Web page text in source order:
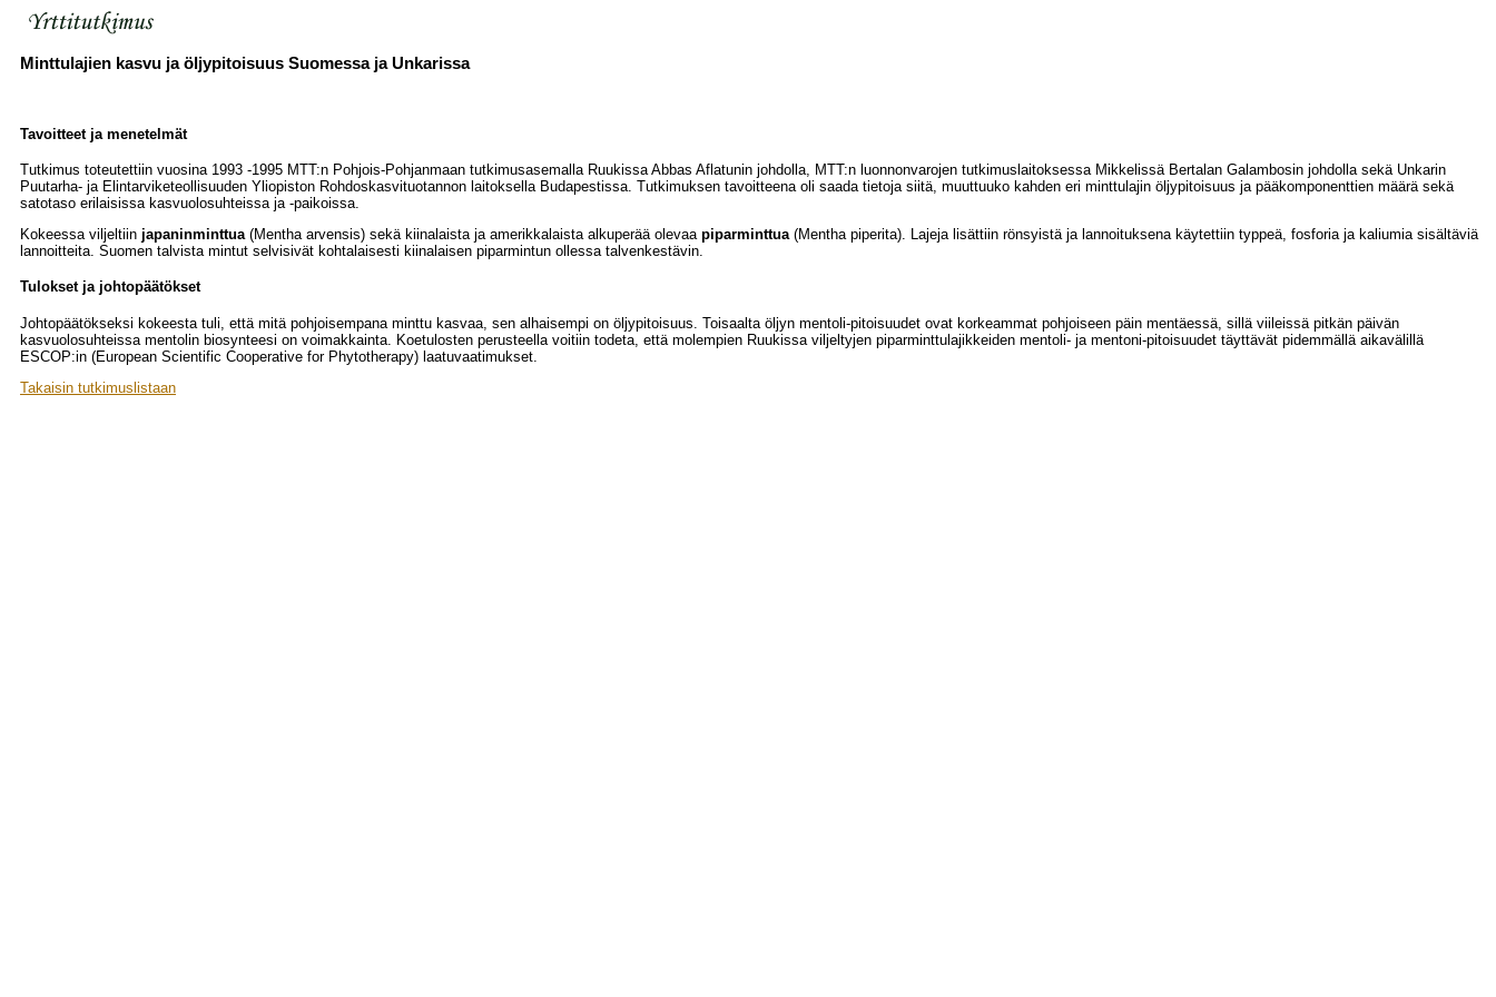
Minttulajien kasvu ja öljypitoisuus Suomessa ja Unkarissa
Tavoitteet ja menetelmät
Tutkimus toteutettiin vuosina 1993 -1995 MTT:n Pohjois-Pohjanmaan tutkimusasemalla Ruukissa Abbas Aflatunin johdolla, MTT:n luonnonvarojen tutkimuslaitoksessa Mikkelissä Bertalan Galambosin johdolla sekä Unkarin
Puutarha- ja Elintarviketeollisuuden Yliopiston Rohdoskasvituotannon laitoksella Budapestissa. Tutkimuksen tavoitteena oli saada tietoja siitä, muuttuuko kahden eri minttulajin öljypitoisuus ja pääkomponenttien määrä sekä
satotaso erilaisissa kasvuolosuhteissa ja -paikoissa.
Kokeessa viljeltiin japaninminttua (Mentha arvensis) sekä kiinalaista ja amerikkalaista alkuperää olevaa piparminttua (Mentha piperita). Lajeja lisättiin rönsyistä ja lannoituksena käytettiin typpeä, fosforia ja kaliumia sisältäviä
lannoitteita. Suomen talvista mintut selvisivät kohtalaisesti kiinalaisen piparmintun ollessa talvenkestävin.
Tulokset ja johtopäätökset
Johtopäätökseksi kokeesta tuli, että mitä pohjoisempana minttu kasvaa, sen alhaisempi on öljypitoisuus. Toisaalta öljyn mentoli-pitoisuudet ovat korkeammat pohjoiseen päin mentäessä, sillä viileissä pitkän päivän
kasvuolosuhteissa mentolin biosynteesi on voimakkainta. Koetulosten perusteella voitiin todeta, että molempien Ruukissa viljeltyjen piparminttulajikkeiden mentoli- ja mentoni-pitoisuudet täyttävät pidemmällä aikavälillä
ESCOP:in (European Scientific Cooperative for Phytotherapy) laatuvaatimukset.
Takaisin tutkimuslistaan